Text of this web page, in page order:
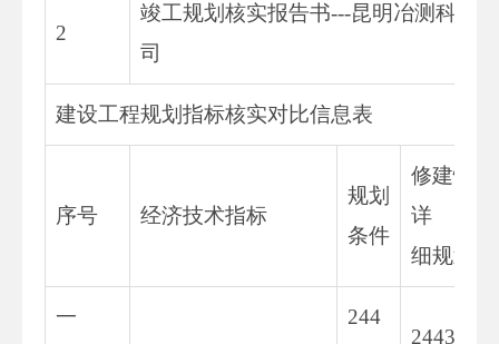
2
竣工规划核实报告书---昆明冶测科技
司
建设工程规划指标核实对比信息表
序号 经济技术指标
规划
条件
修建性
详
细规划
一
244
24438.